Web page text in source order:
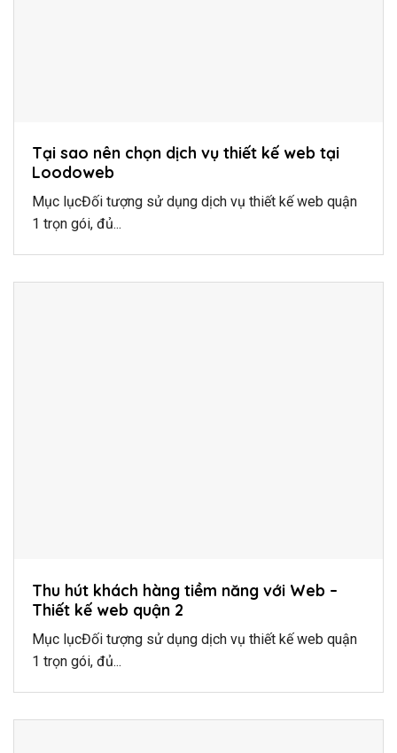
Tại sao nên chọn dịch vụ thiết kế web tại
Loodoweb
Mục lụcĐối tượng sử dụng dịch vụ thiết kế web quận
1 trọn gói, đủ...
Thu hút khách hàng tiềm năng với Web –
Thiết kế web quận 2
Mục lụcĐối tượng sử dụng dịch vụ thiết kế web quận
1 trọn gói, đủ...